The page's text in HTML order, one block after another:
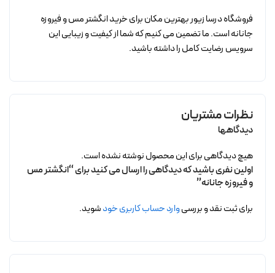
فروشگاه درسا زیور بهترین مکان برای خرید انگشتر مس و فیروزه
جانانه است. ما تضمین می کنیم که شما از کیفیت و زیبایی این
سرویس رضایت کامل را داشته باشید.
نظرات مشتریان
دیدگاهها
هیچ دیدگاهی برای این محصول نوشته نشده است.
اولین نفری باشید که دیدگاهی را ارسال می کنید برای “انگشتر مس
و فیروزه جانانه”
برای ثبت نقد و بررسیوارد حساب کاربری خودشوید.